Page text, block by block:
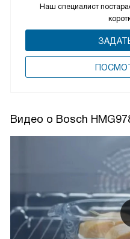
Наш специалист
Видео о Bosch